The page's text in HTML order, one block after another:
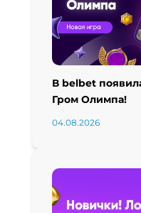
В belbet
Гром Олимпа!
04.08.2026